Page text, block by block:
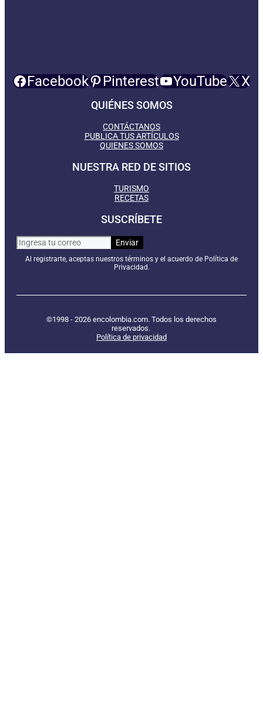
Facebook Pinterest YouTube X
QUIÉNES SOMOS
CONTÁCTANOS
PUBLICA TUS ARTÍCULOS
QUIENES SOMOS
NUESTRA RED DE SITIOS
TURISMO
RECETAS
SUSCRÍBETE
Al registrarte, aceptas nuestros términos y el acuerdo de Política de
Privacidad.
©1998 - 2026 encolombia.com. Todos los derechos
reservados.
Política de privacidad